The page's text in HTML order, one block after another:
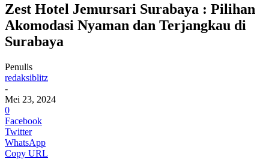
Zest Hotel Jemursari Surabaya : Pilihan
Akomodasi Nyaman dan Terjangkau di
Surabaya
Penulis
redaksiblitz
-
Mei 23, 2024
0
Facebook
Twitter
WhatsApp
Copy URL